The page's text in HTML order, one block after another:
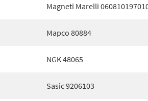
Magneti Marelli
Mapco 80884
NGK 48065
Sasic 9206103